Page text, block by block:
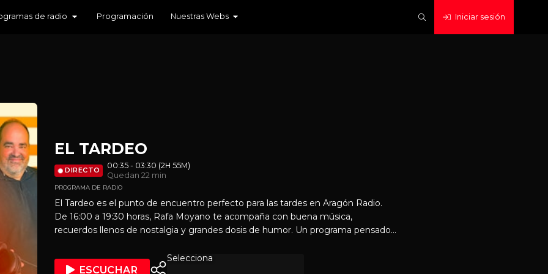
de radio Programación Nuestras Webs Iniciar sesión
EL TARDEO
DIRECTO
00:35 - 03:30 (2H 55M)
Quedan 22 min
PROGRAMA DE RADIO
El Tardeo es el punto de encuentro perfecto para las tardes en Aragón Radio.
De 16:00 a 19:30 horas, Rafa Moyano te acompaña con buena música,
recuerdos llenos de nostalgia y grandes dosis de humor. Un programa pensado
disfrutando de un rato de relax. Dos horas y media de radio que invitan a
desconectar, sonreír y compartir.
ESCUCHAR
Selecciona